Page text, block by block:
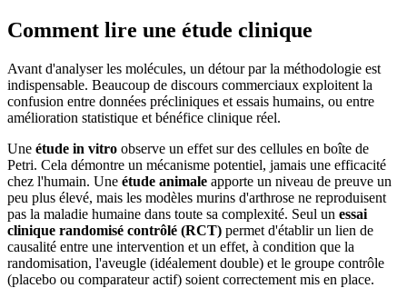
Comment lire une étude clinique
Avant d'analyser les molécules, un détour par la méthodologie est
indispensable. Beaucoup de discours commerciaux exploitent la
confusion entre données précliniques et essais humains, ou entre
amélioration statistique et bénéfice clinique réel.
Une étude in vitro observe un effet sur des cellules en boîte de
Petri. Cela démontre un mécanisme potentiel, jamais une efficacité
chez l'humain. Une étude animale apporte un niveau de preuve un
peu plus élevé, mais les modèles murins d'arthrose ne reproduisent
pas la maladie humaine dans toute sa complexité. Seul un essai
clinique randomisé contrôlé (RCT) permet d'établir un lien de
causalité entre une intervention et un effet, à condition que la
randomisation, l'aveugle (idéalement double) et le groupe contrôle
(placebo ou comparateur actif) soient correctement mis en place.